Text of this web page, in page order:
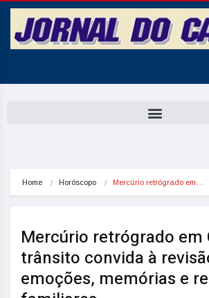
Home Horóscopo Mercúrio retrógrado em…
Mercúrio retrógrado em
trânsito convida à
emoções, memórias e